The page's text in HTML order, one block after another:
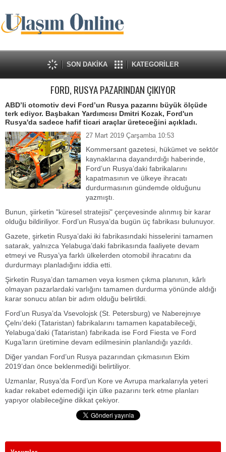
SON DAKİKA KATEGORİLER
FORD, RUSYA PAZARINDAN ÇIKIYOR
ABD’li otomotiv devi Ford’un Rusya pazarını büyük ölçüde
terk ediyor. Başbakan Yardımcısı Dmitri Kozak, Ford'un
Rusya'da sadece hafif ticari araçlar üreteceğini açıkladı.
27 Mart 2019 Çarşamba 10:53
Kommersant gazetesi, hükümet ve sektör
kaynaklarına dayandırdığı haberinde,
Ford’un Rusya’daki fabrikalarını
kapatmasının ve ülkeye ihracatı
durdurmasının gündemde olduğunu
yazmıştı.
Bunun, şiirketin "küresel stratejisi" çerçevesinde alınmış bir karar
olduğu bildiriliyor. Ford’un Rusya’da bugün üç fabrikası bulunuyor.
Gazete, şirketin Rusya’daki iki fabrikasındaki hisselerini tamamen
satarak, yalnızca Yelabuga’daki fabrikasında faaliyete devam
etmeyi ve Rusya’ya farklı ülkelerden otomobil ihracatını da
durdurmayı planladığını iddia etti.
Şirketin Rusya’dan tamamen veya kısmen çıkma planının, kârlı
olmayan pazarlardaki varlığını tamamen durdurma yönünde aldığı
karar sonucu atılan bir adım olduğu belirtildi.
Ford’un Rusya’da Vsevolojsk (St. Petersburg) ve Naberejnıye
Çelnı’deki (Tataristan) fabrikalarını tamamen kapatabileceği,
Yelabuga’daki (Tataristan) fabrikada ise Ford Fiesta ve Ford
Kuga’ların üretimine devam edilmesinin planlandığı yazıldı.
Diğer yandan Ford’un Rusya pazarından çıkmasının Ekim
2019’dan önce beklenmediği belirtiliyor.
Uzmanlar, Rusya’da Ford’un Kore ve Avrupa markalarıyla yeteri
kadar rekabet edemediği için ülke pazarını terk etme planları
yapıyor olabileceğine dikkat çekiyor.